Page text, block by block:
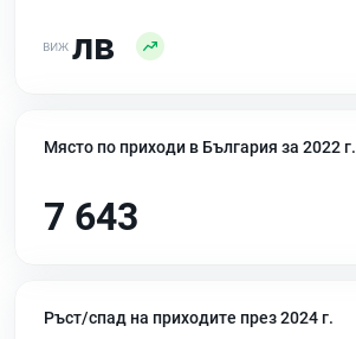
лв
Място по приходи в България за 2022 г.
7 643
Ръст/спад на приходите през 2024 г.